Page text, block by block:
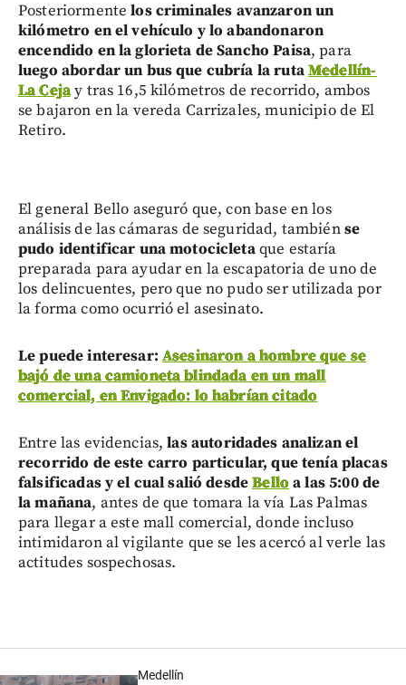
Posteriormentelos criminales avanzaron un
kilómetro en el vehículo y lo abandonaron
encendido en la glorieta de Sancho Paisa, para
luego abordar un bus que cubría la rutaMedellín-
La Cejay tras 16,5 kilómetros de recorrido, ambos
se bajaron en la vereda Carrizales, municipio de El
Retiro.
El general Bello aseguró que, con base en los
análisis de las cámaras de seguridad, tambiénse
pudo identificar una motocicletaque estaría
preparada para ayudar en la escapatoria de uno de
los delincuentes, pero que no pudo ser utilizada por
la forma como ocurrió el asesinato.
Le puede interesar: Asesinaron a hombre que se
bajó de una camioneta blindada en un mall
comercial, en Envigado: lo habrían citado
Entre las evidencias,las autoridades analizan el
recorrido de este carro particular, que tenía placas
falsificadas y el cual salió desdeBelloa las 5:00 de
la mañana, antes de que tomara la vía Las Palmas
para llegar a este mall comercial, donde incluso
intimidaron al vigilante que se les acercó al verle las
actitudes sospechosas.
Medellín